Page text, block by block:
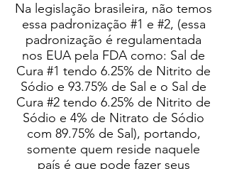
Na legislação brasileira, não temos
essa padronização #1 e #2, (essa
padronização é regulamentada
nos EUA pela FDA como: Sal de
Cura #1 tendo 6.25% de Nitrito de
Sódio e 93.75% de Sal e o Sal de
Cura #2 tendo 6.25% de Nitrito de
Sódio e 4% de Nitrato de Sódio
com 89.75% de Sal), portando,
somente quem reside naquele
país é que pode fazer seus